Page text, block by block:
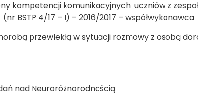
kompetencji komunikacyjnych uczniów z
BSTP 4/17 – I) – 2016/2017 – współwykonawca
przewlekłą w sytuacji rozmowy z osobą
nad Neuroróżnorodnością